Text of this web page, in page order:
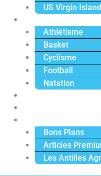
US Virgin Island
Athlétisme
Basket
Cyclisme
Football
Natation
Bons Plans
Articles
Les Antilles